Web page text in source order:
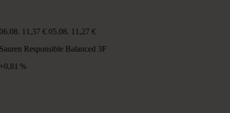
11,37 € 05.08. 11,27 €
Responsible Balanced 3F
%